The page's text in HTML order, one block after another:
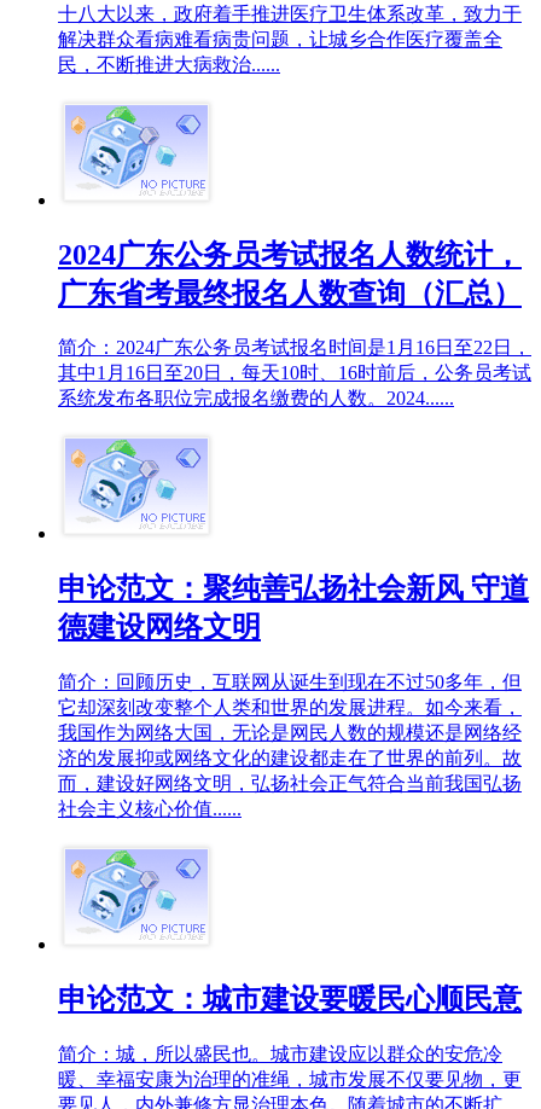
十八大以来，政府着手推进医疗卫生体系改革，致力于
解决群众看病难看病贵问题，让城乡合作医疗覆盖全
民，不断推进大病救治......
2024广东公务员考试报名人数统计，
广东省考最终报名人数查询（汇总）
简介：2024广东公务员考试报名时间是1月16日至22日，
其中1月16日至20日，每天10时、16时前后，公务员考试
系统发布各职位完成报名缴费的人数。2024......
申论范文：聚纯善弘扬社会新风 守道
德建设网络文明
简介：回顾历史，互联网从诞生到现在不过50多年，但
它却深刻改变整个人类和世界的发展进程。如今来看，
我国作为网络大国，无论是网民人数的规模还是网络经
济的发展抑或网络文化的建设都走在了世界的前列。故
而，建设好网络文明，弘扬社会正气符合当前我国弘扬
社会主义核心价值......
申论范文：城市建设要暖民心顺民意
简介：城，所以盛民也。城市建设应以群众的安危冷
暖、幸福安康为治理的准绳，城市发展不仅要见物，更
要见人，内外兼修方显治理本色。随着城市的不断扩